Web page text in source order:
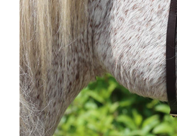
Tommy Hilfiger Equestrian
Tommy Hilfiger Equestrian SS26
Tommy Hilfiger Equestrian Fall / Winter
Tommy Hilfiger Spring / Summer 2025
Tommy Hilfiger Autumn-Winter 2024
Trust Equestrian